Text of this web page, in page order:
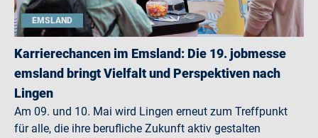
EMSLAND
Karrierechancen im Emsland: Die 19. jobmesse
emsland bringt Vielfalt und Perspektiven nach
Lingen
Am 09. und 10. Mai wird Lingen erneut zum Treffpunkt
für alle, die ihre berufliche Zukunft aktiv gestalten